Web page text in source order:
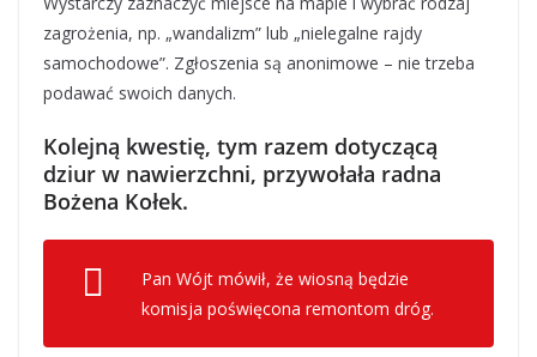
zagrożenia, np. „wandalizm” lub „nielegalne rajdy
samochodowe”. Zgłoszenia są anonimowe – nie trzeba
podawać swoich danych.
Kolejną kwestię, tym razem dotyczącą
dziur w nawierzchni, przywołała radna
Bożena Kołek.
Pan Wójt mówił, że wiosną będzie
komisja poświęcona remontom dróg.